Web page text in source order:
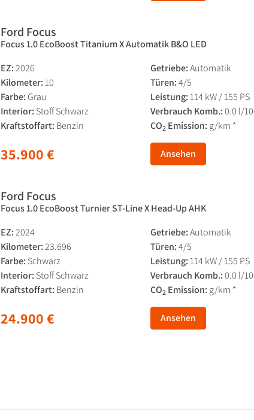
Ford Focus
Focus 1.0 EcoBoost Titanium X Automatik B&O LED
EZ:2026 Getriebe:Automatik
Kilometer: 10 Türen:4/5
Farbe: Grau Leistung: 114 kW / 155 PS
Interior: Stoff Schwarz Verbrauch Komb.:0.0 l/
Kraftstoffart: Benzin CO2 Emission: g/km *
35.900 € Ansehen
Ford Focus
Focus 1.0 EcoBoost Turnier ST-Line X Head-Up AHK
EZ:2024 Getriebe:Automatik
Kilometer:23.696 Türen:4/5
Farbe: Schwarz Leistung: 114 kW / 155 PS
Interior: Stoff Schwarz Verbrauch Komb.:0.0 l/
Kraftstoffart: Benzin CO2 Emission: g/km *
24.900 € Ansehen